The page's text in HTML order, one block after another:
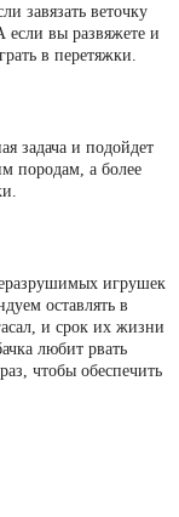
завязать веточку
если вы развяжете и
в перетяжки.
задача и подойдет
породам, а более
игрушек
оставлять в
и срок их жизни
любит рвать
чтобы обеспечить